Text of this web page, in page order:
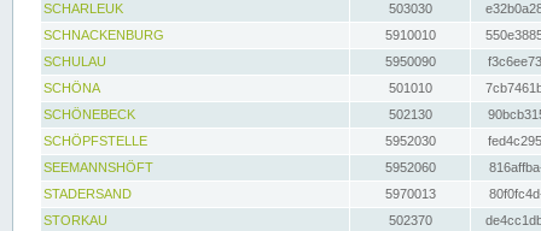
SCHARLEUK
503030
SCHNACKENBURG
5910010
SCHULAU
5950090
SCHÖNA
501010
SCHÖNEBECK
502130
SCHÖPFSTELLE
5952030
SEEMANNSHÖFT
5952060
STADERSAND
5970013
STORKAU
502370